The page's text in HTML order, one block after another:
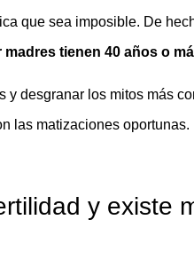
que sea imposible. De
tienen 40 años o
y desgranar los mitos más
las matizaciones oportunas.
y existe